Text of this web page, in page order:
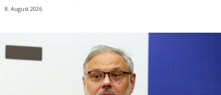
8. August 2026.